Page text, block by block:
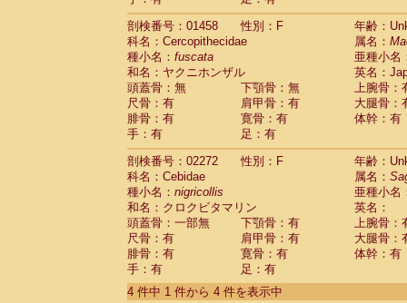
AtelidaeAlouatta fusca
AtelidaeAlouatta seniculus
AtelidaeAlouatta
Atelidae Ateles belzebuth
Atelidae Ateles geoffroyi
Atelidae Ateles paniscus
Atelidae Atelesspp.
Atelidae Lagothrix lagothricha
AtelidaeLagothrix lagothricha cana(0)
Pitheciidae
Cacajao calvus
Pitheciidae
Callicebus cupreus(0)
Pitheciidae Callicebus donacophilus(0)
PitheciidaeCallicebus moloch(0)
Pitheciidae Callicebus torquatus(0)
Pitheciidae Callicebus
Pitheciidae Chiropotes satanas
Pitheciidae Pithecia monachus
PitheciidaePithecia pithecia
剖検番号：01458
性別：F
年齢：
科名：Cercopithecidae
属名：
種小名： fuscata
亜種小名
和名：ヤクニホンザル
英名：
頭蓋骨：無
下顎骨：無
上腕骨：
尺骨：有
肩甲骨：有
大腿骨：
腓骨：有
寛骨：有
体幹：有
手：有
足：有
剖検番号：02272
性別：F
年齢：
科名：Cebidae
属名：
種小名： nigricollis
亜種小名
和名：クロクビタマリン
英名：
頭蓋骨：一部無
下顎骨：有
上腕骨：
尺骨：有
肩甲骨：有
大腿骨：
腓骨：有
寛骨：有
体幹：有
手：有
足：有
4 件中 1 件から 4 件を表示中